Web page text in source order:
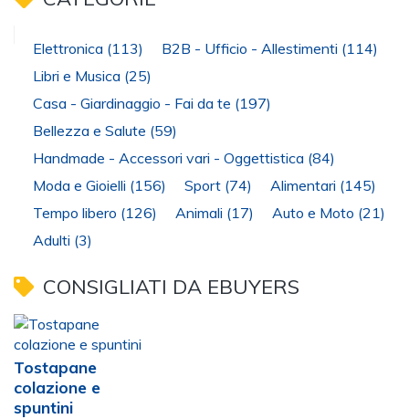
Elettronica (113) B2B - Ufficio - Allestimenti (114)
Libri e Musica (25)
Casa - Giardinaggio - Fai da te (197)
Bellezza e Salute (59)
Handmade - Accessori vari - Oggettistica (84)
Moda e Gioielli (156) Sport (74) Alimentari (145)
Tempo libero (126) Animali (17) Auto e Moto (21)
Adulti (3)
CONSIGLIATI DA EBUYERS
Tostapane
colazione e
spuntini